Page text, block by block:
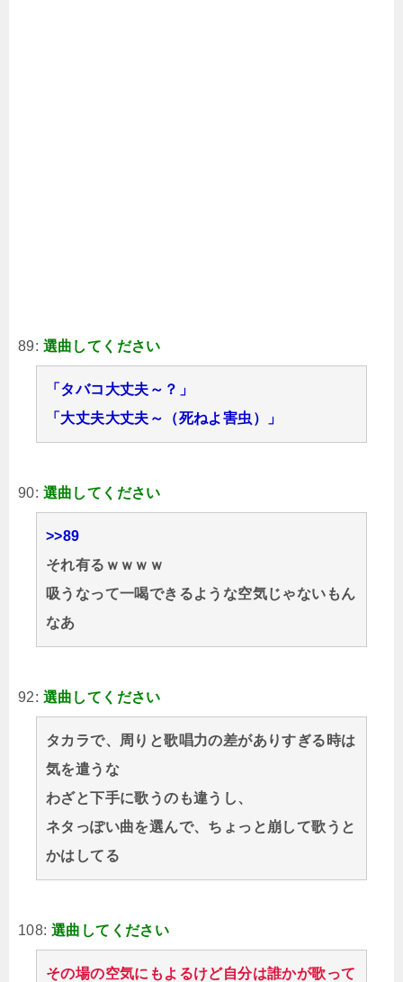
89: 選曲してください
「タバコ大丈夫～？」
「大丈夫大丈夫～（死ねよ害虫）」
90: 選曲してください
>>89
それ有るｗｗｗｗ
吸うなって一喝できるような空気じゃないもん
なあ
92: 選曲してください
タカラで、周りと歌唱力の差がありすぎる時は
気を遣うな
わざと下手に歌うのも違うし、
ネタっぽい曲を選んで、ちょっと崩して歌うと
かはしてる
108: 選曲してください
その場の空気にもよるけど自分は誰かが歌って